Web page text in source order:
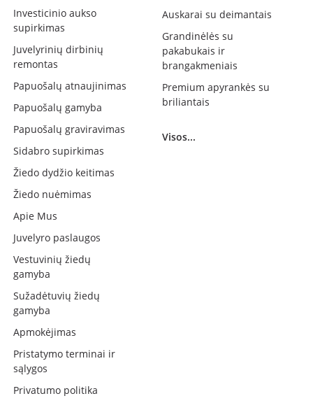
Investicinio aukso
supirkimas
Juvelyrinių dirbinių
remontas
Papuošalų atnaujinimas
Papuošalų gamyba
Papuošalų graviravimas
Sidabro supirkimas
Žiedo dydžio keitimas
Žiedo nuėmimas
Apie Mus
Juvelyro paslaugos
Vestuvinių žiedų
gamyba
Sužadėtuvių žiedų
gamyba
Apmokėjimas
Pristatymo terminai ir
sąlygos
Privatumo politika
Auskarai su deimantais
Grandinėlės su
pakabukais ir
brangakmeniais
Premium apyrankės su
briliantais
Visos...